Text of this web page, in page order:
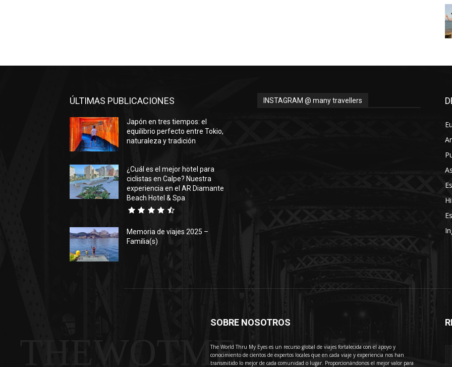
ÚLTIMAS PUBLICACIONES
Japón en tres tiempos: el
equilibrio perfecto entre Tokio,
naturaleza y tradición
¿Cuál es el mejor hotel para
ciclistas en Calpe? Nuestra
experiencia en el AR Diamante
Beach Hotel & Spa
Memoria de viajes 2025 –
Familia(s)
INSTAGRAM @ many travellers
THEWOTME
SOBRE NOSOTROS
The World Thru My Eyes es un recurso global de viajes fortalecida con el apoyo y
conocimiento de cientos de expertos locales que en cada viaje y experiencia nos han
transmitido lo mejor de cada comunidad o lugar. Proporcionándonos el mejor valor para